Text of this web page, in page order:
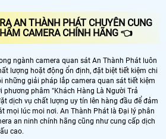
AN THÀNH PHÁT CHUYÊN CUNG
CAMERA CHÍNH HÃNG 👈
ngành camera quan sát An Thành Phát luôn
lượng hoặt động ổn định, đặt biệt tiết kiệm chi
những giải pháp lắp camera quan sát tiết kiệm
phương phâm "Khách Hàng Là Người Trả
dịch vụ chất lượng uy tín lên hàng đầu để đảm
mọi lúc moi nơi. An Thành Phát là Đại lý phân
an ninh chính hãng cũng như cung cấp dịch
cao.